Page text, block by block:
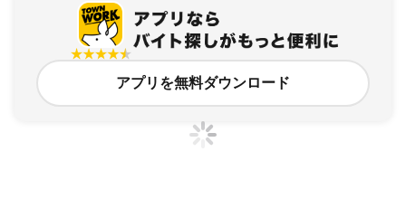
アプリを無料ダウンロード